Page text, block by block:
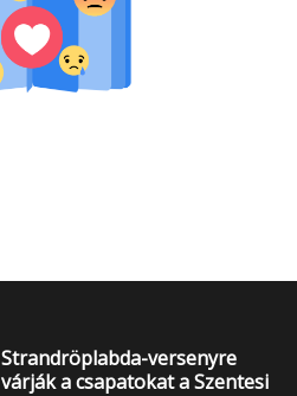
Strandröplabda-versenyre
várják a csapatokat a Szentesi